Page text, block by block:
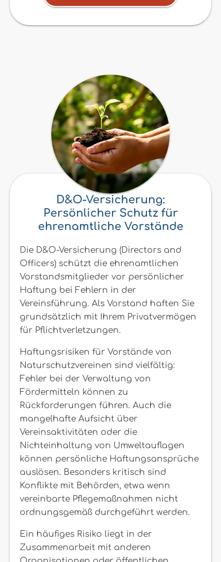
D&O-Versicherung:
Persönlicher Schutz für
ehrenamtliche Vorstände
Die D&O-Versicherung (Directors and
Officers) schützt die ehrenamtlichen
Vorstandsmitglieder vor persönlicher
Haftung bei Fehlern in der
Vereinsführung. Als Vorstand haften Sie
grundsätzlich mit Ihrem Privatvermögen
für Pflichtverletzungen.
Haftungsrisiken für Vorstände von
Naturschutzvereinen sind vielfältig:
Fehler bei der Verwaltung von
Fördermitteln können zu
Rückforderungen führen. Auch die
mangelhafte Aufsicht über
Vereinsaktivitäten oder die
Nichteinhaltung von Umweltauflagen
können persönliche Haftungsansprüche
auslösen. Besonders kritisch sind
Konflikte mit Behörden, etwa wenn
vereinbarte Pflegemaßnahmen nicht
ordnungsgemäß durchgeführt werden.
Ein häufiges Risiko liegt in der
Zusammenarbeit mit anderen